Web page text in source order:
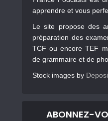
apprendre et vous
Le site propose des
préparation des
TCF ou encore TEF
de grammaire et de
Stock images by
ABONNEZ-